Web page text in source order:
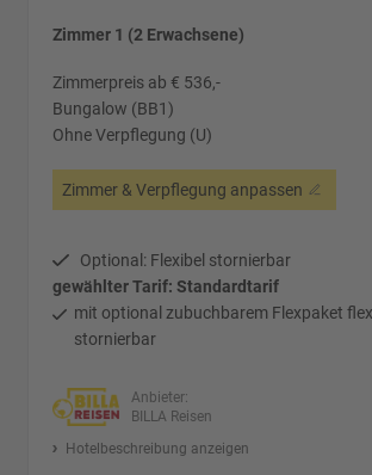
Zimmer 1 (2 Erwachsene)
Zimmerpreis ab € 536,-
Bungalow (BB1)
Ohne Verpflegung (U)
Zimmer & Verpflegung anpassen
Optional: Flexibel stornierbar
gewählter Tarif: Standardtarif
mit optional zubuchbarem Flexpaket
stornierbar
Anbieter:
BILLA Reisen
Hotelbeschreibung anzeigen